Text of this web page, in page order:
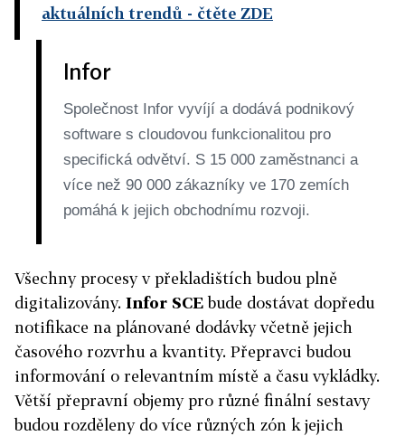
aktuálních trendů - čtěte ZDE
Infor
Společnost Infor vyvíjí a dodává podnikový
software s cloudovou funkcionalitou pro
specifická odvětví. S 15 000 zaměstnanci a
více než 90 000 zákazníky ve 170 zemích
pomáhá k jejich obchodnímu rozvoji.
Všechny procesy v překladištích budou plně
digitalizovány. Infor SCEbude dostávat dopředu
notifikace na plánované dodávky včetně jejich
časového rozvrhu a kvantity. Přepravci budou
informování o relevantním místě a času vykládky.
Větší přepravní objemy pro různé finální sestavy
budou rozděleny do více různých zón k jejich